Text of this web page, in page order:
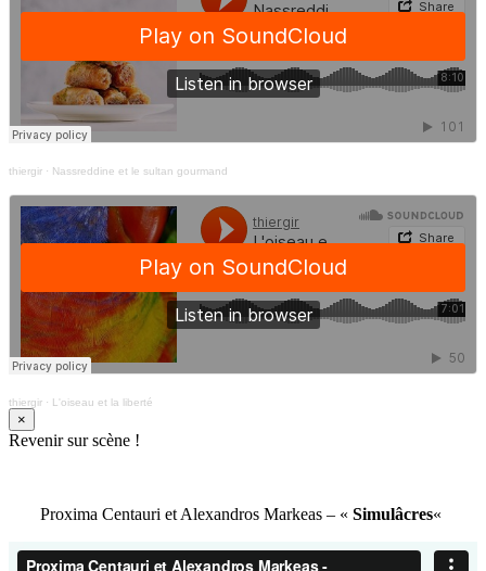
thiergir · Nassreddine et le sultan gourmand
thiergir · L'oiseau et la liberté
×
Revenir sur scène !
Proxima Centauri et Alexandros Markeas – « Simulâcres«